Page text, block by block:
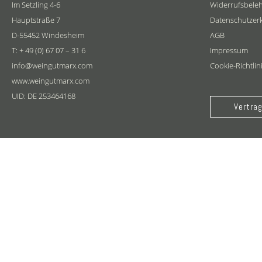
Im Setzling 4-6
Hauptstraße 7
D-55452 Windesheim
T: + 49 (0) 67 07 – 31 6
info@weingutmarx.com
www.weingutmarx.com
UID: DE 253464168
AGB
Impressum
Cookie-